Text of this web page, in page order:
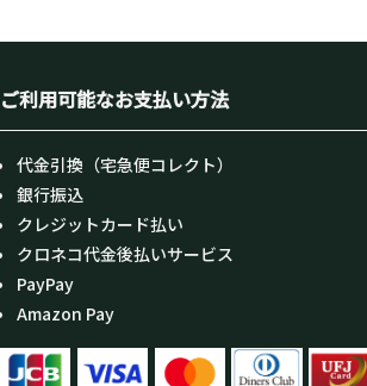
ご利用可能なお支払い方法
代金引換（宅急便コレクト）
銀行振込
クレジットカード払い
クロネコ代金後払いサービス
PayPay
Amazon Pay